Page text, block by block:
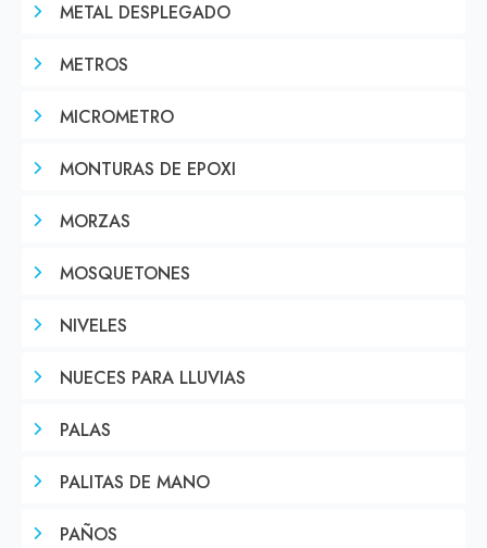
METAL DESPLEGADO
METROS
MICROMETRO
MONTURAS DE EPOXI
MORZAS
MOSQUETONES
NIVELES
NUECES PARA LLUVIAS
PALAS
PALITAS DE MANO
PAÑOS